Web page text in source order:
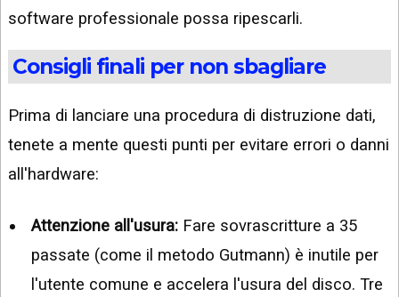
software professionale possa ripescarli.
Consigli finali per non sbagliare
Prima di lanciare una procedura di distruzione dati,
tenete a mente questi punti per evitare errori o danni
all'hardware:
Attenzione all'usura: Fare sovrascritture a 35
passate (come il metodo Gutmann) è inutile per
l'utente comune e accelera l'usura del disco. Tre